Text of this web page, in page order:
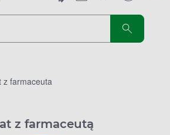
z farmaceuta
z farmaceutą